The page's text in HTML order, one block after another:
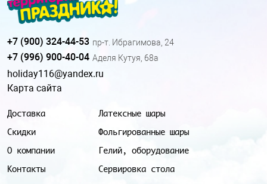
Доставка
Скидки
О компании
Контакты
Латексные шары
Фольгированные шары
Гелий, оборудование
Сервировка стола
+7 (900) 324-44-53 пр-т. Ибрагимова, 24
+7 (996) 900-40-04 Аделя Кутуя, 68а
holiday116@yandex.ru
Карта сайта